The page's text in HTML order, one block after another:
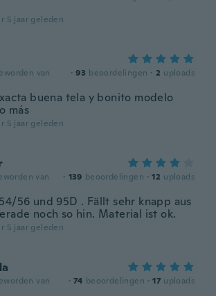
5 jaar geleden
van
· 93 beoordelingen · 2 uploads
buena tela y bonito modelo
más
5 jaar geleden
van
· 139 beoordelingen · 12 uploads
56 und 95D . Fällt sehr knapp aus
noch so hin. Material ist ok.
5 jaar geleden
van
· 74 beoordelingen · 17 uploads